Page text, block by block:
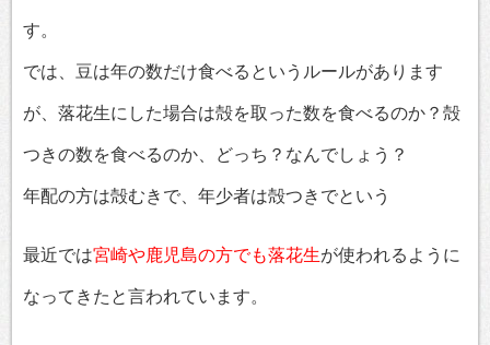
す。
では、豆は年の数だけ食べるというルールがあります
が、落花生にした場合は殻を取った数を食べるのか？殻
つきの数を食べるのか、どっち？なんでしょう？
年配の方は殻むきで、年少者は殻つきでという
最近では宮崎や鹿児島の方でも落花生が使われるように
なってきたと言われています。